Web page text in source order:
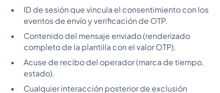
ID de sesión que vincula el consentimiento con los
eventos de envío y verificación de OTP.
Contenido del mensaje enviado (renderizado
completo de la plantilla con el valor OTP).
Acuse de recibo del operador (marca de tiempo,
estado).
Cualquier interacción posterior de exclusión